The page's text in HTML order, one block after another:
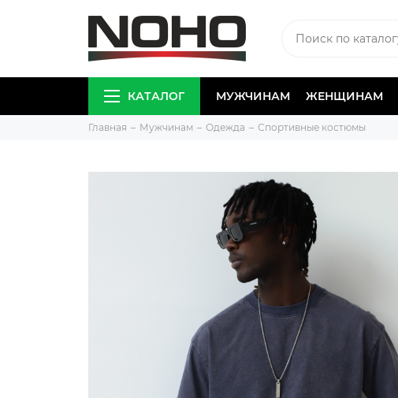
КАТАЛОГ МУЖЧИНАМ ЖЕНЩИНАМ
Главная Мужчинам Одежда Спортивные костюмы